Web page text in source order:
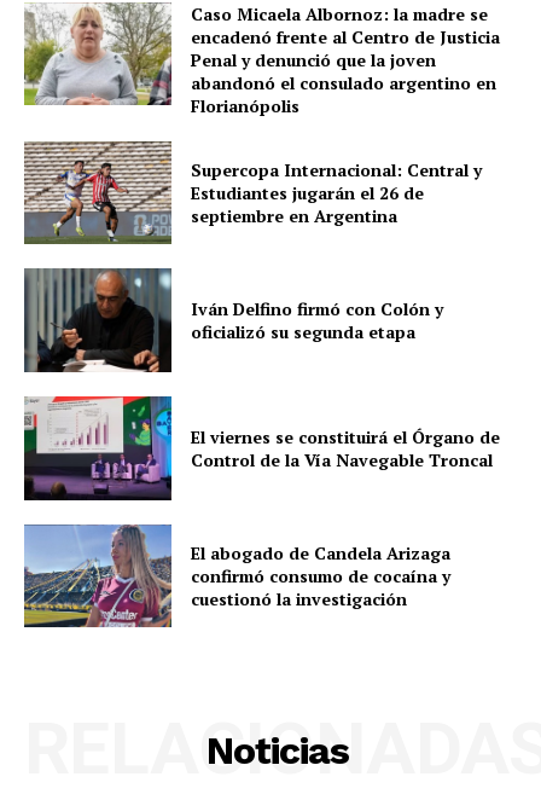
Caso Micaela Albornoz: la madre se
encadenó frente al Centro de Justicia
Penal y denunció que la joven
abandonó el consulado argentino en
Florianópolis
Supercopa Internacional: Central y
Estudiantes jugarán el 26 de
septiembre en Argentina
Iván Delfino firmó con Colón y
oficializó su segunda etapa
El viernes se constituirá el Órgano de
Control de la Vía Navegable Troncal
El abogado de Candela Arizaga
confirmó consumo de cocaína y
cuestionó la investigación
Noticias